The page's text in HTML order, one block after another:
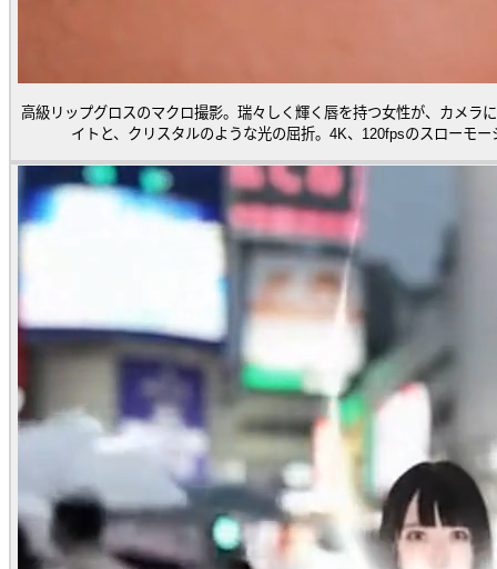
高級リップグロスのマクロ撮影。瑞々しく輝く唇を持つ女性が、カメラ
イトと、クリスタルのような光の屈折。4K、120fpsのスローモ